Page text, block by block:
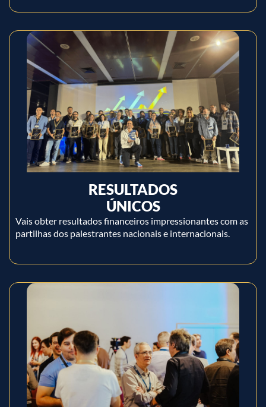
RESULTADOS
ÚNICOS
Vais obter resultados financeiros impressionantes com as
partilhas dos palestrantes nacionais e internacionais.